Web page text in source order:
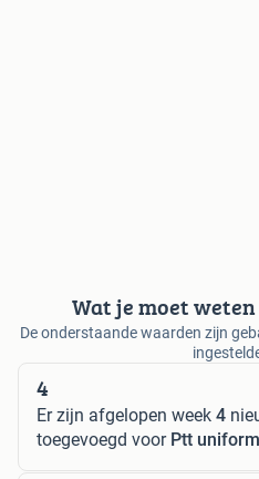
Wat je moet
De onderstaande waarden zijn
4
Er zijn afgelopen week 4
toegevoegd voor Ptt uniform